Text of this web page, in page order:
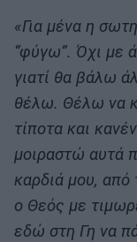
«Για μένα η
“φύγω”. Όχι με
γιατί θα βάλω
θέλω. Θέλω να
τίποτα και
μοιραστώ αυτά
καρδιά μου, από
ο Θεός με
εδώ στη Γη να